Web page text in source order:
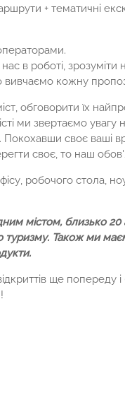
+ тематичні
в роботі, зрозуміти
кожну
обговорити їх
ми звертаємо
своє ваші
своє, то наш
робочого стола,
містом, близько
туризму. Також ми
ще попереду